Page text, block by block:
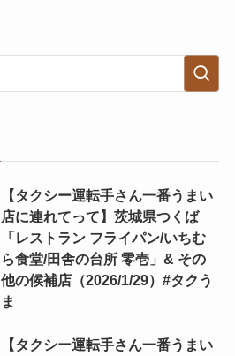
【タクシー運転手さん一番うまい
店に連れてって】茨城県つくば
「レストラン フライパン/いちむ
ら食堂/田舎の台所 零壱」& その
他の候補店（2026/1/29）#タクう
ま
【タクシー運転手さん一番うまい